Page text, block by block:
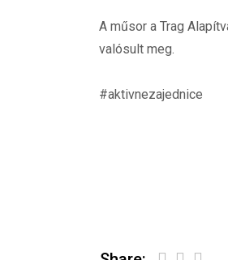
A műsor a Trag
valósult meg.
#aktivnezajednice